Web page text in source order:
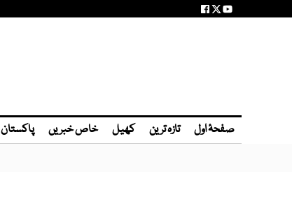
صفحۂ اول تازہ ترین کھیل خاص خبریں پاکستان